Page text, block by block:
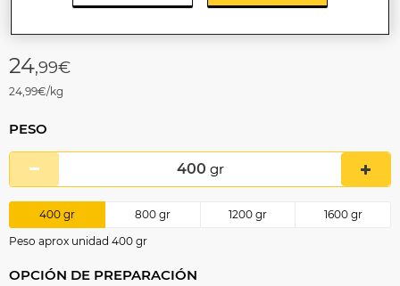
Información importante sobre la preparación del
24,99€
24,99€/kg
PESO
400 gr
400 gr 800 gr 1200 gr 1600 gr
Peso aprox unidad 400 gr
OPCIÓN DE PREPARACIÓN